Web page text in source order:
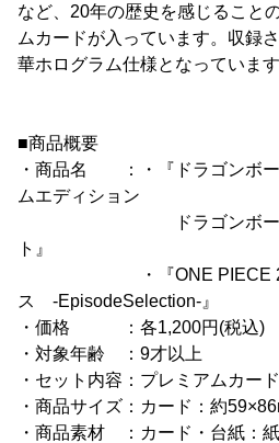
など、20年の歴史を感じること
ムカードが入っています。収録
華ホログラム仕様となっています
■商品概要
・商品名 ：・『ドラゴンボー
ムエディション
ドラゴンボール超セ
ト』
・『ONE PIECE 20周
ス -EpisodeSelection-』
・価格 ：各1,200円(税込)
・対象年齢 ：9才以上
・セット内容：プレミアムカー
・商品サイズ：カード：約
・商品素材 ：カード・台紙：紙